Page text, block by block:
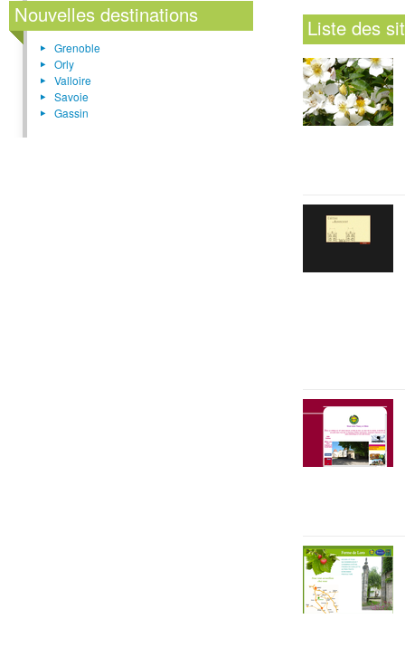
Liste des
Nouvelles destinations
Grenoble
Orly
Valloire
Savoie
Gassin